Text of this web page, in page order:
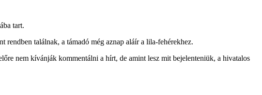
tart.
találnak, a támadó még aznap aláír a lila-fehérekhez.
nem kívánják kommentálni a hírt, de amint lesz mit bejelenteniük, a hivatalos